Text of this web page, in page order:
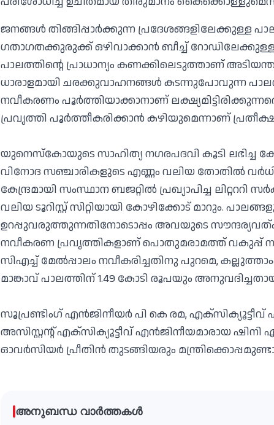
ജനങ്ങള്‍ തിങ്ങിപ്പാര്‍ക്കുന്ന പ്രദേശങ്ങളിലേക്കുള്ള
ഗതാഗതക്കുരുക്ക് ഒഴിവാക്കാന്‍ ബീച്ച്
പാലത്തിന്റെ പ്രാധാന്യം കണക്കിലെടുത്താണ്
ധാരാളമായി ചരക്കുവാഹനങ്ങള്‍ കടന്നുപോവുന്ന
നവീകരണം പൂര്‍ത്തിയാക്കാനാണ്
പ്രവൃത്തി പൂര്‍ത്തീകരിക്കാന്‍ കഴിയുമെന്നാണ്
യുനെസ്‌കോയുടെ സാഹിത്യ നഗരപദവി കൂടി ലഭിച്ച
വിനോദ സഞ്ചാരികളുടെ എണ്ണം വലിയ തോതില്‍
കേന്ദ്രമായി സംസ്ഥാന ബജറ്റില്‍ പ്രഖ്യാപിച്ച ലിറ്റററി
വലിയ ടൂറിസ്റ്റ് സിറ്റിയായി കോഴിക്കോട് മാറും.
ഉറപ്പുവരുത്തുന്നതിനോടൊപ്പം അവയുടെ
നവീകരണ പ്രവൃത്തികളാണ് പൊതുമരാമത്ത് വകുപ്പ്
സിഎച്ച് മേല്‍പ്പാലം നവീകരിച്ചതിനു പുറമെ,
മാങ്കാവ് പാലത്തിന് 1.49 കോടി രൂപയും
സൂപ്രണ്ടിംഗ് എൻജിനീയർ പി കെ രമ,
അസിസ്റ്റന്റ് എക്സിക്യൂട്ടീവ് എൻജിനീയമാരായ
ഓവർസിയർ പ്രീതിൻ തുടങ്ങിയരും
അനുബന്ധ വാർത്തകൾ